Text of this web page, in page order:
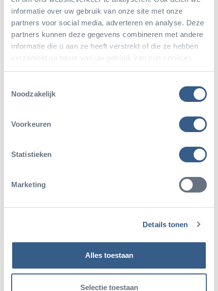
informatie over uw gebruik van onze site met onze
partners voor social media, adverteren en analyse. Deze
partners kunnen deze gegevens combineren met andere
informatie die u aan ze heeft verstrekt of die ze hebben
verzameld op basis van uw gebruik van hun services.
Noodzakelijk
Voorkeuren
Statistieken
Marketing
Details tonen
Alles toestaan
Selectie toestaan
vervolgens vluchten ze het water in. Capybara’s zijn
namelijk uitstekende zwemmers en duikers en
kunnen even goed uit de voeten op het land als in
hier zeker bij.
Bezoekers kunnen de capybara-jongen vanaf nu